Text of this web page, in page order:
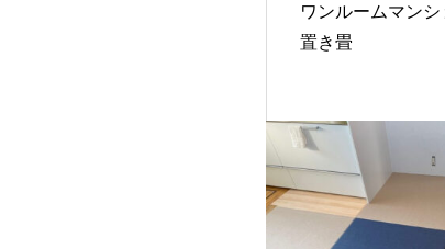
ワンルームマン
置き畳